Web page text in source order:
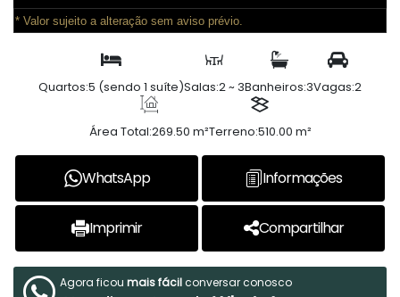
* Valor sujeito a alteração sem aviso prévio.
Quartos:5 (sendo 1 suíte)Salas:2 ~ 3Banheiros:3Vagas:2
Área Total:269.50 m²Terreno:510.00 m²
WhatsApp Informações
Imprimir Compartilhar
Agora ficou mais fácilconversar conosco